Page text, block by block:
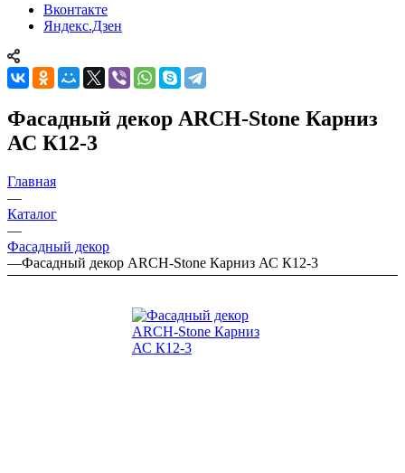
Вконтакте
Яндекс.Дзен
Фасадный декор ARCH-Stone Карниз
АС К12-3
Главная
—
Каталог
—
Фасадный декор
—Фасадный декор ARCH-Stone Карниз АС К12-3